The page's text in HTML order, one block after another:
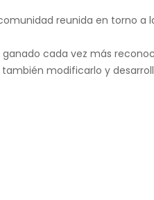
reunida en torno a
cada vez más
modificarlo y